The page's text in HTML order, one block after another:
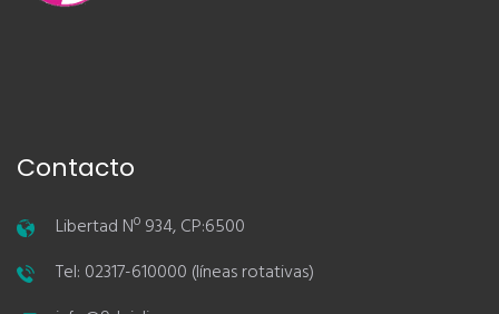
Contacto
Libertad Nº 934, CP:6500
Tel: 02317-610000 (líneas rotativas)